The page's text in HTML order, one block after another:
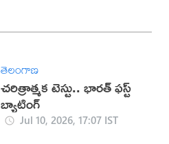
తెలంగాణ
చరిత్రాత్మక టెస్టు.. భారత్‌ ఫస్ట్‌
బ్యాటింగ్‌
Jul 10, 2026, 17:07 IST